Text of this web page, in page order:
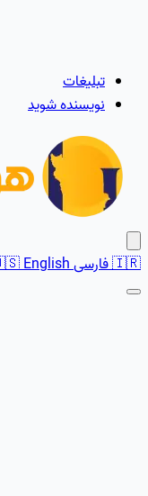
تبلیغات
نویسنده شوید
🇮🇷فارسیEnglish